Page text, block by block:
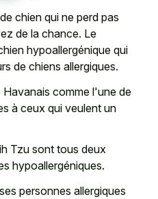
chien qui ne perd pas
de la chance. Le
hypoallergénique qui
de chiens allergiques.
Havanais comme l'une de
à ceux qui veulent un
Tzu sont tous deux
hypoallergéniques.
personnes allergiques